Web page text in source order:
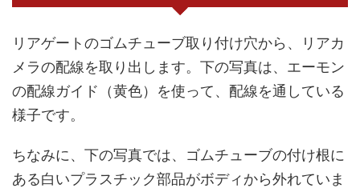
リアゲートのゴムチューブ取り付け穴から、リアカ
メラの配線を取り出します。下の写真は、エーモン
の配線ガイド（黄色）を使って、配線を通している
様子です。
ちなみに、下の写真では、ゴムチューブの付け根に
ある白いプラスチック部品がボディから外れていま